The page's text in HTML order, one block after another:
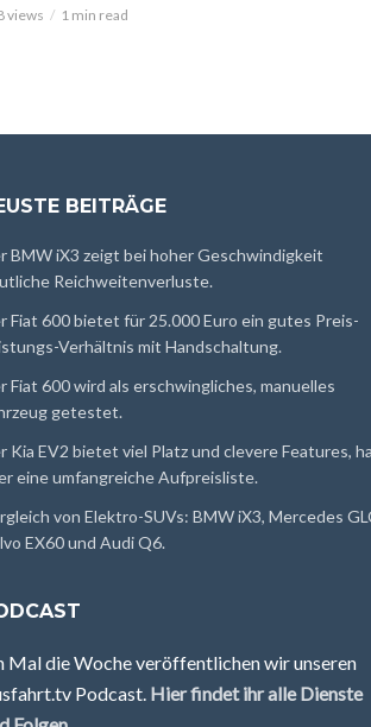
views 1 min read
BEITRÄGE
BMW iX3 zeigt bei hoher Geschwindigkeit
Reichweitenverluste.
Fiat 600 bietet für 25.000 Euro ein gutes Preis-
Verhältnis mit Handschaltung.
Fiat 600 wird als erschwingliches, manuelles
getestet.
Kia EV2 bietet viel Platz und clevere Features,
eine umfangreiche Aufpreisliste.
von Elektro-SUVs: BMW iX3, Mercedes
EX60 und Audi Q6.
Mal die Woche veröffentlichen wir unseren
Podcast. Hier findet ihr alle Dienste